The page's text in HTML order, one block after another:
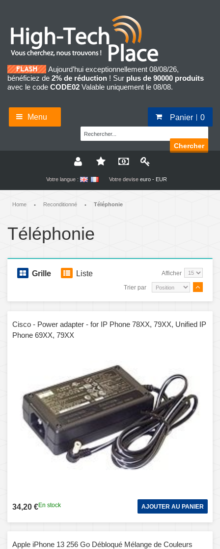
Aujourd’hui exceptionnellement 08/08/26,
bénéficiez de 2% de réduction ! Sur plus de 90000 produits
avec le code CODE02 Valable uniquement le 08/08.
Menu Panier 0
Chercher
Votre langue : Votre devise euro - EUR
Home • Reconditionné • Téléphonie
Téléphonie
Grille Liste Afficher
Trier par
Cisco - Power adapter - for IP Phone 78XX, 79XX, Unified IP
Phone 69XX, 79XX
34,20 €En stock AJOUTER AU PANIER
Apple iPhone 13 256 Go Débloqué Mélange de Couleurs